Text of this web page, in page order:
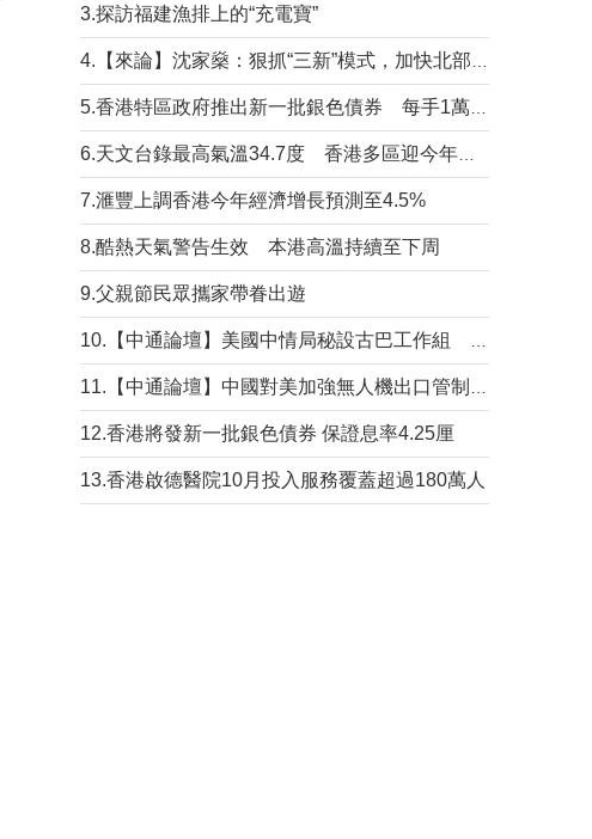
3.探訪福建漁排上的“充電寶”
7.滙豐上調香港今年經濟增長預測至4.5%
8.酷熱天氣警告生效 本港高溫持續至下周
9.父親節民眾攜家帶眷出遊
12.香港將發新一批銀色債券 保證息率4.25厘
13.香港啟德醫院10月投入服務覆蓋超過180萬人